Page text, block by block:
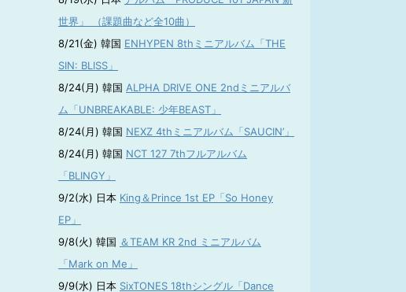
世界」 （課題曲など全10曲）
8/21(金) 韓国 ENHYPEN 8thミニアルバム「THE
SIN: BLISS」
8/24(月) 韓国 ALPHA DRIVE ONE 2ndミニアルバ
ム「UNBREAKABLE: 少年BEAST」
8/24(月) 韓国 NEXZ 4thミニアルバム「SAUCIN’」
8/24(月) 韓国 NCT 127 7thフルアルバム
「BLINGY」
9/2(水) 日本 King＆Prince 1st EP「So Honey
EP」
9/8(火) 韓国 ＆TEAM KR 2nd ミニアルバム
「Mark on Me」
9/9(水) 日本 SixTONES 18thシングル「Dance